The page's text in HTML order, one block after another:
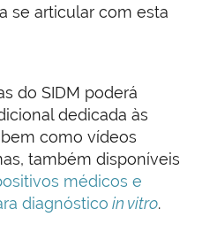
se articular com esta
do SIDM poderá
dedicada às
como vídeos
também disponíveis
médicos e
diagnóstico in vitro.